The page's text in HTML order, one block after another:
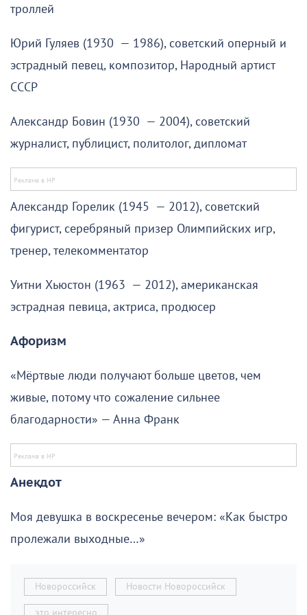
троллей
Юрий Гуляев (1930 — 1986), советский оперный и
эстрадный певец, композитор, Народный артист
СССР
Александр Бовин (1930 — 2004), советский
журналист, публицист, политолог, дипломат
Александр Горелик (1945 — 2012), советский
фигурист, серебряный призер Олимпийских игр,
тренер, телекомментатор
Уитни Хьюстон (1963 — 2012), американская
эстрадная певица, актриса, продюсер
Афоризм
«Мёртвые люди получают больше цветов, чем
живые, потому что сожаление сильнее
благодарности» — Анна Франк
Анекдот
Моя девушка в воскресенье вечером: «Как быстро
пролежали выходные…»
Новороссийск Новости Новороссийск
это интересно